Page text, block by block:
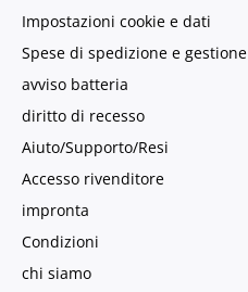
Impostazioni cookie e dati
Spese di spedizione e gestione
avviso batteria
diritto di recesso
Aiuto/Supporto/Resi
Accesso rivenditore
impronta
Condizioni
chi siamo